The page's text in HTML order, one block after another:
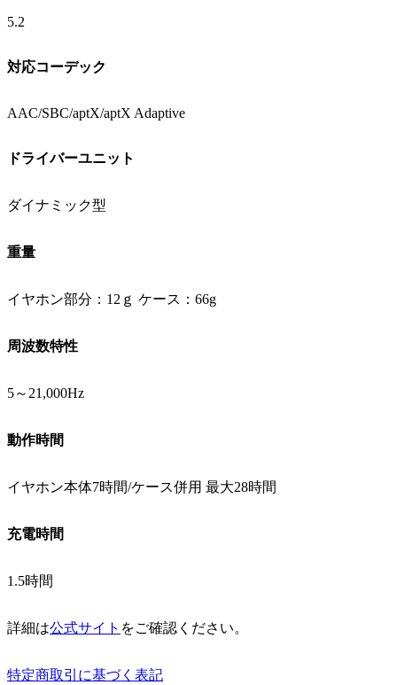
5.2
対応コーデック
AAC/SBC/aptX/aptX Adaptive
ドライバーユニット
ダイナミック型
重量
イヤホン部分：12ｇ ケース：66g
周波数特性
5～21,000Hz
動作時間
イヤホン本体7時間/ケース併用 最大28時間
充電時間
1.5時間
詳細は公式サイト をご確認ください。
特定商取引に基づく表記